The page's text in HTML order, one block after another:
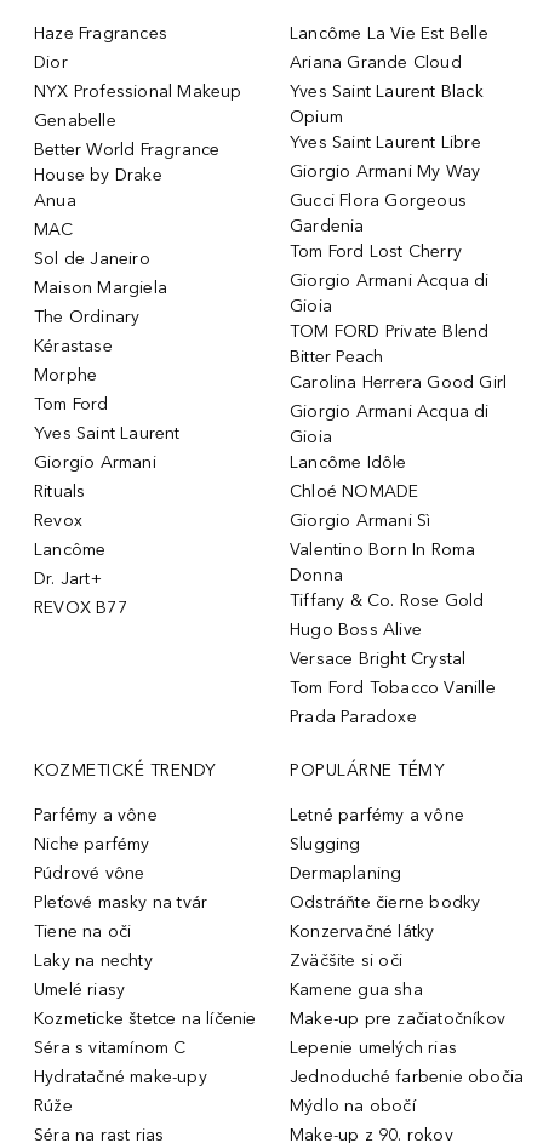
Haze Fragrances
Dior
NYX Professional Makeup
Genabelle
Better World Fragrance
House by Drake
Anua
MAC
Sol de Janeiro
Maison Margiela
The Ordinary
Kérastase
Morphe
Tom Ford
Yves Saint Laurent
Giorgio Armani
Rituals
Revox
Lancôme
Dr. Jart+
REVOX B77
Lancôme La Vie Est Belle
Ariana Grande Cloud
Yves Saint Laurent Black
Opium
Yves Saint Laurent Libre
Giorgio Armani My Way
Gucci Flora Gorgeous
Gardenia
Tom Ford Lost Cherry
Giorgio Armani Acqua di
Gioia
TOM FORD Private Blend
Bitter Peach
Carolina Herrera Good Girl
Giorgio Armani Acqua di
Gioia
Lancôme Idôle
Chloé NOMADE
Giorgio Armani Sì
Valentino Born In Roma
Donna
Tiffany & Co. Rose Gold
Hugo Boss Alive
Versace Bright Crystal
Tom Ford Tobacco Vanille
Prada Paradoxe
KOZMETICKÉ TRENDY
Parfémy a vône
Niche parfémy
Púdrové vône
Pleťové masky na tvár
Tiene na oči
Laky na nechty
Umelé riasy
Kozmeticke štetce na líčenie
Séra s vitamínom C
Hydratačné make-upy
Rúže
Séra na rast rias
POPULÁRNE TÉMY
Letné parfémy a vône
Slugging
Dermaplaning
Odstráňte čierne bodky
Konzervačné látky
Zväčšite si oči
Kamene gua sha
Make-up pre začiatočníkov
Lepenie umelých rias
Jednoduché farbenie obočia
Mýdlo na obočí
Make-up z 90. rokov